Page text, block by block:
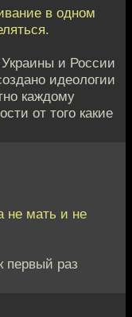
в одном
и России
идеологии
каждому
от того какие
не мать и не
первый раз